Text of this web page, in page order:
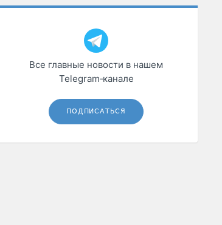
Все главные новости в нашем
Telegram‑канале
ПОДПИСАТЬСЯ